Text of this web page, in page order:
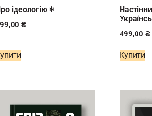
ідеологію ꑭ
₴
499,00 ₴
Купити